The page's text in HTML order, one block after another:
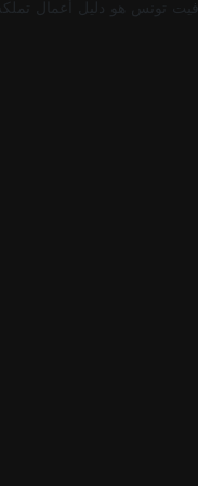
تونس هو دليل أعمال